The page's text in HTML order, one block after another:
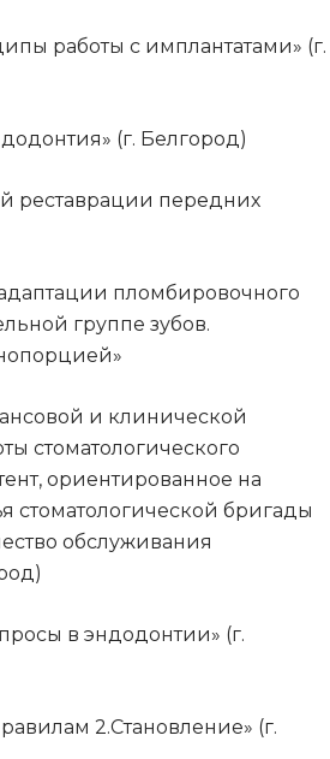
работы с имплантатами» (г.
(г. Белгород)
реставрации передних
пломбировочного
группе зубов.
и клинической
стоматологического
ориентированное на
стоматологической бригады
обслуживания
в эндодонтии» (г.
2.Становление» (г.